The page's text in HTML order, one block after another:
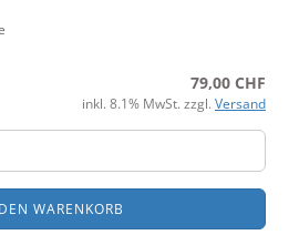
79,00 CHF
inkl. 8.1% MwSt. zzgl. Versand
WARENKORB